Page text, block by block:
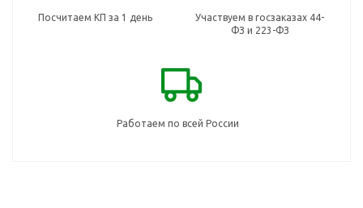
Посчитаем КП за 1 день
Участвуем в госзаказах 44-
ФЗ и 223-ФЗ
Работаем по всей России